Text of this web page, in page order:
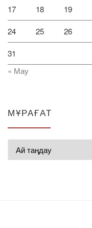
17 18 19
24 25 26
31
« Мау
МҰРАҒАТ